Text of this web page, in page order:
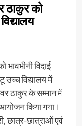
ठाकुर को
भावभीनी विदाई
उच्च विद्यालय में
ठाकुर के सम्मान में
आयोजन किया गया।
छात्र-छात्राओं एवं